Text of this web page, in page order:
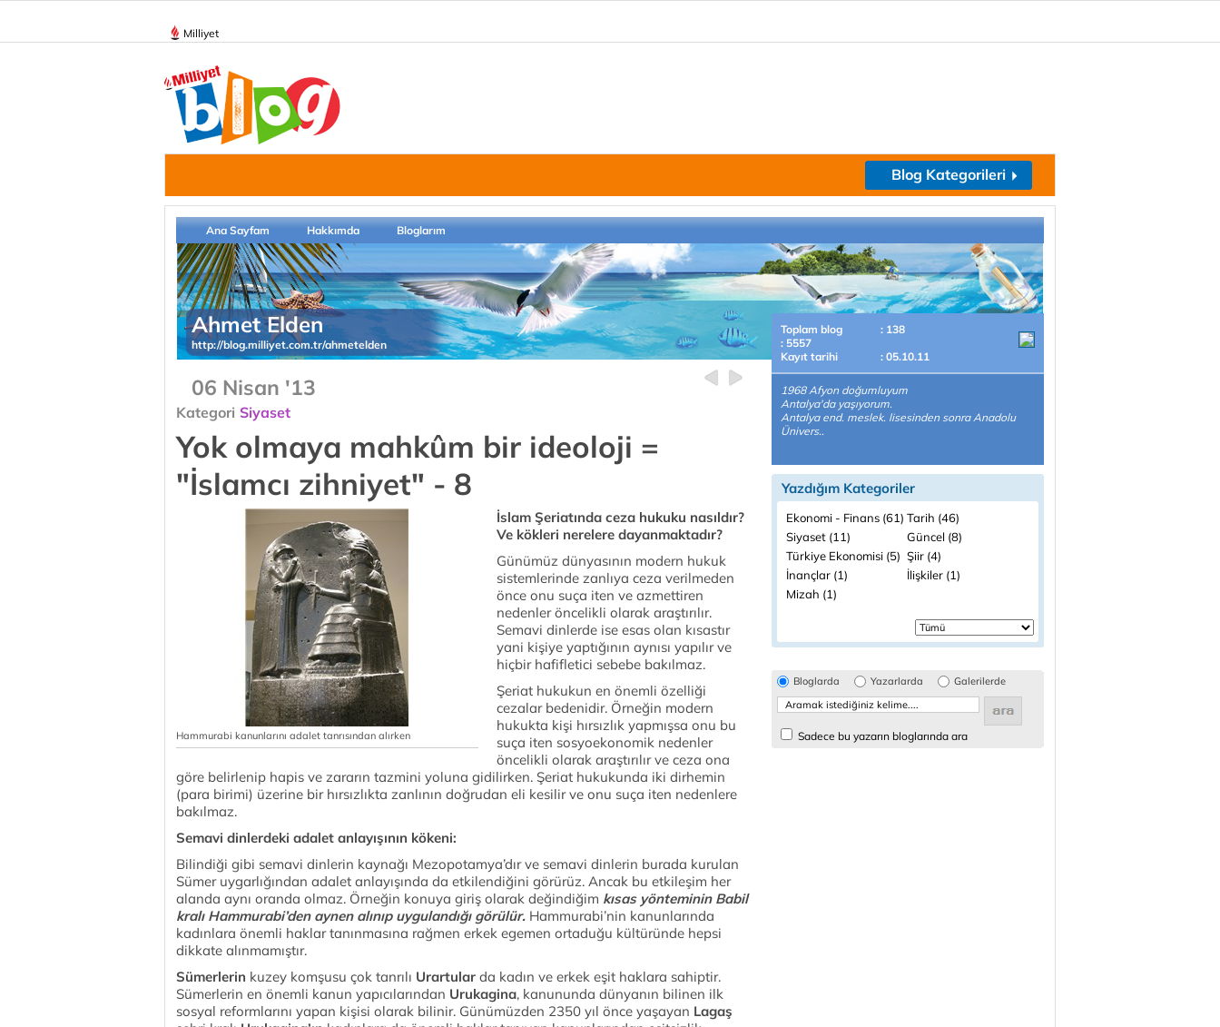
Milliyet
Blog Kategorileri
Ana Sayfam Hakkımda Bloglarım
Ahmet Elden
http://blog.milliyet.com.tr/ahmetelden
06 Nisan '13
Kategori Siyaset
Yok olmaya mahkûm bir ideoloji =
"İslamcı zihniyet" - 8
Hammurabi kanunlarını adalet tanrısından alırken
İslam Şeriatında ceza hukuku nasıldır?
Ve kökleri nerelere dayanmaktadır?
Günümüz dünyasının modern hukuk
sistemlerinde zanlıya ceza verilmeden
önce onu suça iten ve azmettiren
nedenler öncelikli olarak araştırılır.
Semavi dinlerde ise esas olan kısastır
yani kişiye yaptığının aynısı yapılır ve
hiçbir hafifletici sebebe bakılmaz.
Şeriat hukukun en önemli özelliği
cezalar bedenidir. Örneğin modern
hukukta kişi hırsızlık yapmışsa onu bu
suça iten sosyoekonomik nedenler
öncelikli olarak araştırılır ve ceza ona
göre belirlenip hapis ve zararın tazmini yoluna gidilirken. Şeriat hukukunda iki dirhemin
(para birimi) üzerine bir hırsızlıkta zanlının doğrudan eli kesilir ve onu suça iten nedenlere
bakılmaz.
Semavi dinlerdeki adalet anlayışının kökeni:
Bilindiği gibi semavi dinlerin kaynağı Mezopotamya’dır ve semavi dinlerin burada kurulan
Sümer uygarlığından adalet anlayışında da etkilendiğini görürüz. Ancak bu etkileşim her
alanda aynı oranda olmaz. Örneğin konuya giriş olarak değindiğim kısas yönteminin Babil
kralı Hammurabi’den aynen alınıp uygulandığı görülür. Hammurabi’nin kanunlarında
kadınlara önemli haklar tanınmasına rağmen erkek egemen ortaduğu kültüründe hepsi
dikkate alınmamıştır.
Sümerlerin kuzey komşusu çok tanrılı Urartular da kadın ve erkek eşit haklara sahiptir.
Sümerlerin en önemli kanun yapıcılarından Urukagina, kanununda dünyanın bilinen ilk
sosyal reformlarını yapan kişisi olarak bilinir. Günümüzden 2350 yıl önce yaşayan Lagaş
Toplam blog
: 138
: 5557
Kayıt tarihi
: 05.10.11
1968 Afyon doğumluyum
Antalya'da yaşıyorum.
Antalya end. meslek. lisesinden sonra Anadolu
Ünivers..
Yazdığım Kategoriler
Ekonomi - Finans (61) Tarih (46)
Siyaset (11)
Güncel (8)
Türkiye Ekonomisi (5) Şiir (4)
İnançlar (1)
İlişkiler (1)
Mizah (1)
Bloglarda Yazarlarda Galerilerde
Sadece bu yazarın bloglarında ara